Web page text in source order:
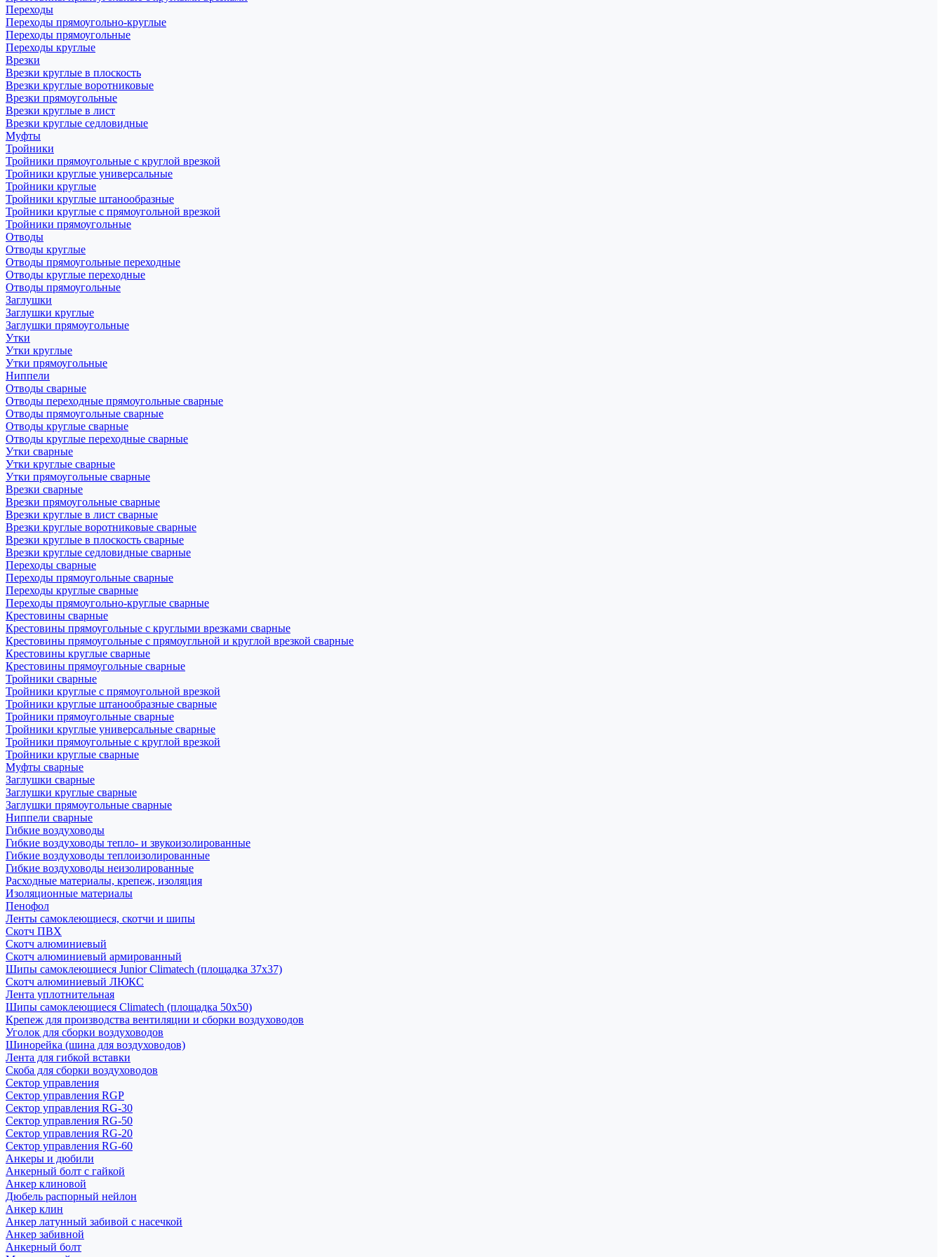
Переходы
Переходы прямоугольно-круглые
Переходы прямоугольные
Переходы круглые
Врезки
Врезки круглые в плоскость
Врезки круглые воротниковые
Врезки прямоугольные
Врезки круглые в лист
Врезки круглые седловидные
Муфты
Тройники
Тройники прямоугольные с круглой врезкой
Тройники круглые универсальные
Тройники круглые
Тройники круглые штанообразные
Тройники круглые с прямоугольной врезкой
Тройники прямоугольные
Отводы
Отводы круглые
Отводы прямоугольные переходные
Отводы круглые переходные
Отводы прямоугольные
Заглушки
Заглушки круглые
Заглушки прямоугольные
Утки
Утки круглые
Утки прямоугольные
Ниппели
Отводы сварные
Отводы переходные прямоугольные сварные
Отводы прямоугольные сварные
Отводы круглые сварные
Отводы круглые переходные сварные
Утки сварные
Утки круглые сварные
Утки прямоугольные сварные
Врезки сварные
Врезки прямоугольные сварные
Врезки круглые в лист сварные
Врезки круглые воротниковые сварные
Врезки круглые в плоскость сварные
Врезки круглые седловидные сварные
Переходы сварные
Переходы прямоугольные сварные
Переходы круглые сварные
Переходы прямоугольно-круглые сварные
Крестовины сварные
Крестовины прямоугольные с круглыми врезками сварные
Крестовины прямоугольные с прямоугльной и круглой врезкой сварные
Крестовины круглые сварные
Крестовины прямоугольные сварные
Тройники сварные
Тройники круглые с прямоугольной врезкой
Тройники круглые штанообразные сварные
Тройники прямоугольные сварные
Тройники круглые универсальные сварные
Тройники прямоугольные с круглой врезкой
Тройники круглые сварные
Муфты сварные
Заглушки сварные
Заглушки круглые сварные
Заглушки прямоугольные сварные
Ниппели сварные
Гибкие воздуховоды
Гибкие воздуховоды тепло- и звукоизолированные
Гибкие воздуховоды теплоизолированные
Гибкие воздуховоды неизолированные
Расходные материалы, крепеж, изоляция
Изоляционные материалы
Пенофол
Ленты самоклеющиеся, скотчи и шипы
Скотч ПВХ
Скотч алюминиевый
Скотч алюминиевый армированный
Шипы самоклеющиеся Junior Climatech (площадка 37х37)
Скотч алюминиевый ЛЮКС
Лента уплотнительная
Шипы самоклеющиеся Climatech (площадка 50х50)
Крепеж для производства вентиляции и сборки воздуховодов
Уголок для сборки воздуховодов
Шинорейка (шина для воздуховодов)
Лента для гибкой вставки
Скоба для сборки воздуховодов
Сектор управления
Сектор управления RGP
Сектор управления RG-30
Сектор управления RG-50
Сектор управления RG-20
Сектор управления RG-60
Анкеры и дюбили
Анкерный болт с гайкой
Анкер клиновой
Дюбель распорный нейлон
Анкер клин
Анкер латунный забивой с насечкой
Анкер забивной
Анкерный болт